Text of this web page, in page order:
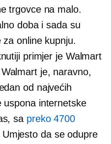
trgovce na malo.
doba i sada su
online kupnju.
primjer je Walmart
je, naravno,
od najvećih
uspona internetske
sa preko 4700
Umjesto da se odupre